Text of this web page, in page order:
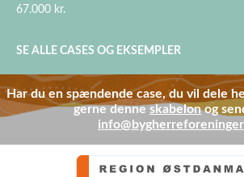
67.000 kr.
SE ALLE CASES OG EKSEMPLER
Har du en spændende case, du vil dele
gerne denneskabelonog